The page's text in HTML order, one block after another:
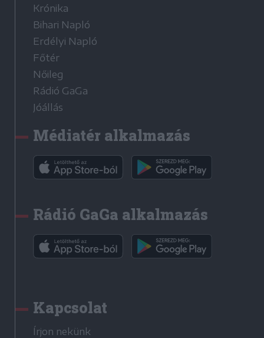
Krónika
Bihari Napló
Erdélyi Napló
Főtér
Nőileg
Rádió GaGa
Jóállás
Médiatér alkalmazás
Rádió GaGa alkalmazás
Kapcsolat
Írjon nekünk